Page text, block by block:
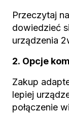
Przeczytaj
dowiedzieć
urządzenia
2. Opcje
Zakup
lepiej
połączenie